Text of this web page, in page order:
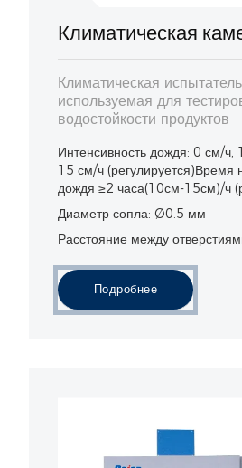
Климатическая
Климатическая
используемая для
водостойкости продуктов
Интенсивность дождя: 0 см/
15 см/ч (регулируется)Время
дождя ≥2 часа(10см-15см)/ч
Диаметр сопла: Ø0.5 мм
Расстояние между
Подробнее